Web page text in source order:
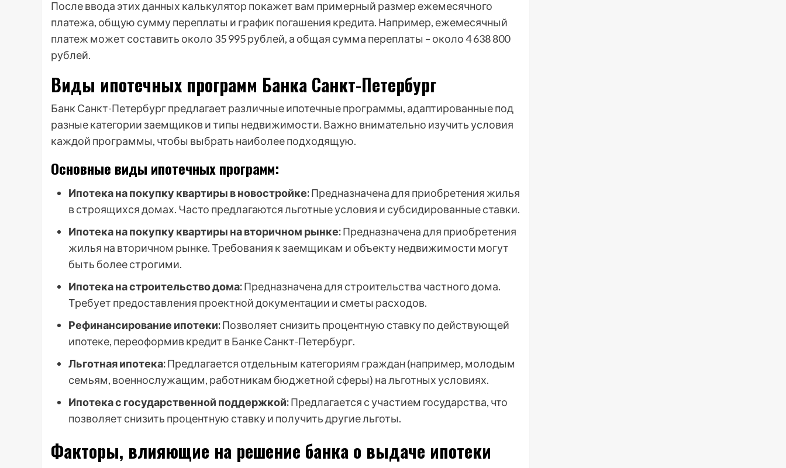
После ввода этих данных калькулятор покажет вам примерный размер ежемесячного
платежа, общую сумму переплаты и график погашения кредита. Например, ежемесячный
платеж может составить около 35 995 рублей, а общая сумма переплаты – около 4 638 800
рублей.
Виды ипотечных программ Банка Санкт-Петербург
Банк Санкт-Петербург предлагает различные ипотечные программы, адаптированные под
разные категории заемщиков и типы недвижимости. Важно внимательно изучить условия
каждой программы, чтобы выбрать наиболее подходящую.
Основные виды ипотечных программ:
Ипотека на покупку квартиры в новостройке:Предназначена для приобретения жилья
в строящихся домах. Часто предлагаются льготные условия и субсидированные ставки.
Ипотека на покупку квартиры на вторичном рынке:Предназначена для приобретения
жилья на вторичном рынке. Требования к заемщикам и объекту недвижимости могут
быть более строгими.
Ипотека на строительство дома:Предназначена для строительства частного дома.
Требует предоставления проектной документации и сметы расходов.
Рефинансирование ипотеки:Позволяет снизить процентную ставку по действующей
ипотеке, переоформив кредит в Банке Санкт-Петербург.
Льготная ипотека:Предлагается отдельным категориям граждан (например, молодым
семьям, военнослужащим, работникам бюджетной сферы) на льготных условиях.
Ипотека с государственной поддержкой:Предлагается с участием государства, что
позволяет снизить процентную ставку и получить другие льготы.
Факторы, влияющие на решение банка о выдаче ипотеки